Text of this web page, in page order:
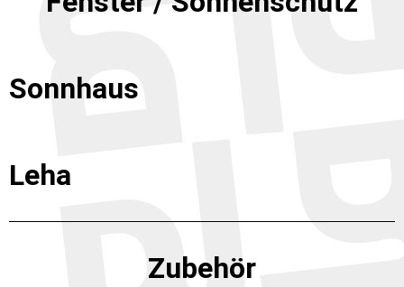
Sonnhaus
Leha
Zubehör